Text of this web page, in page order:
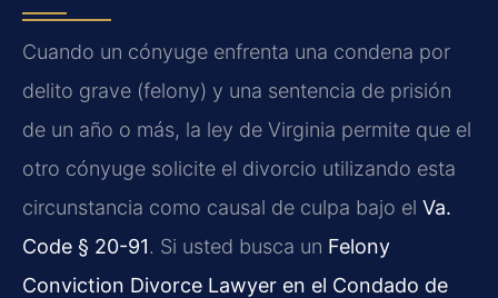
Cuando un cónyuge enfrenta una condena por
delito grave (felony) y una sentencia de prisión
de un año o más, la ley de Virginia permite que el
otro cónyuge solicite el divorcio utilizando esta
circunstancia como causal de culpa bajo el Va.
Code § 20-91. Si usted busca un Felony
Conviction Divorce Lawyer en el Condado de